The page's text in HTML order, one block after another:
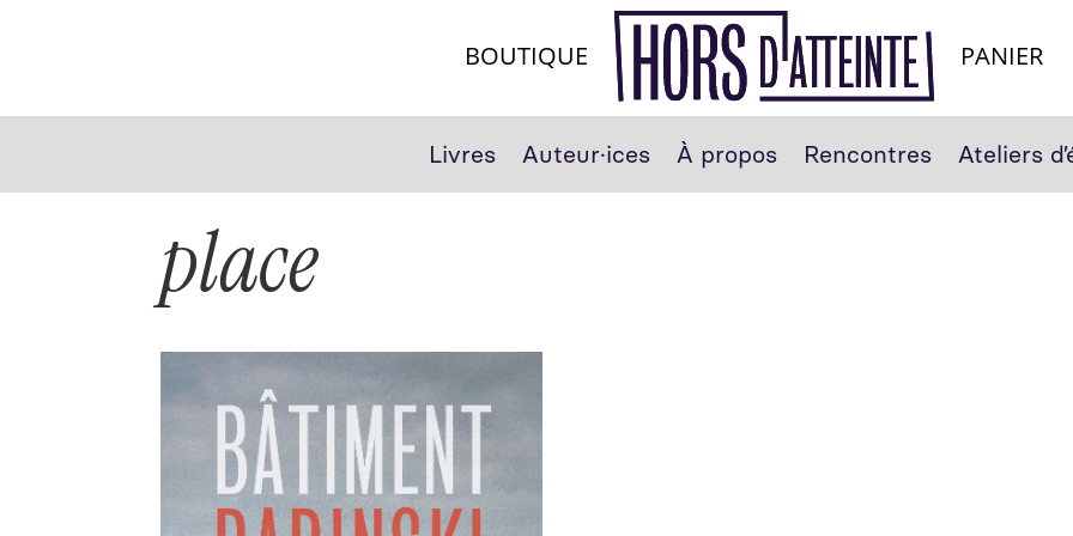
BOUTIQUE PANIER
Livres Auteur·ices À propos Rencontres Ateliers
place